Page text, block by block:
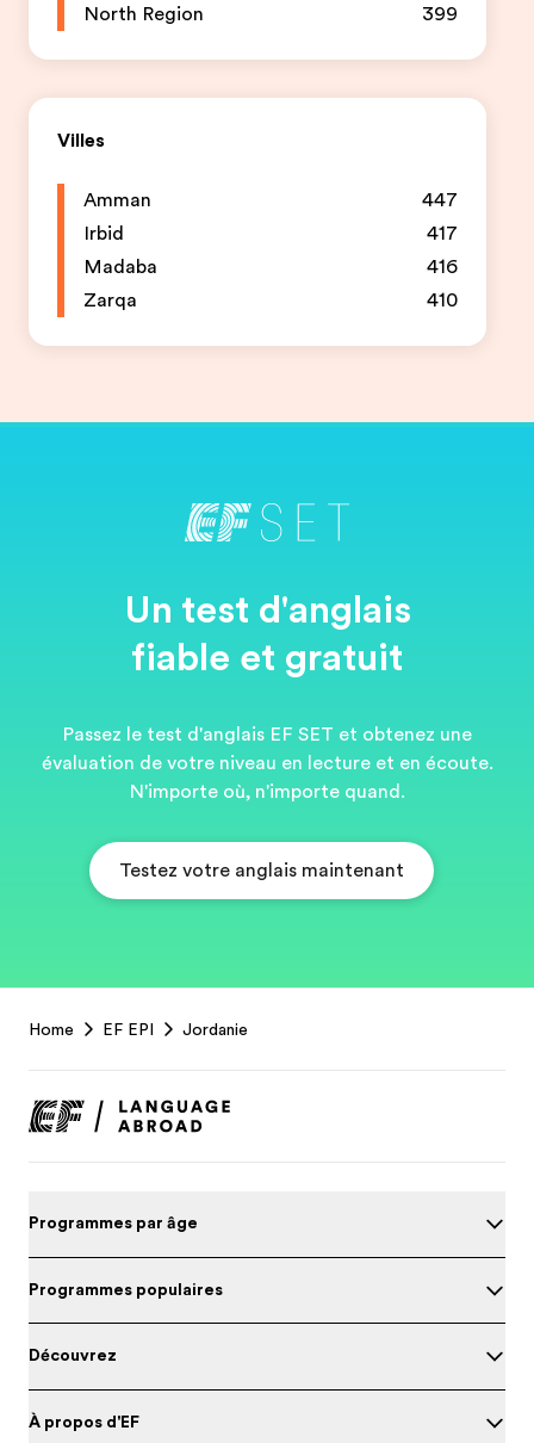
North Region
399
Villes
Amman
447
Irbid
417
Madaba
416
Zarqa
410
Un test d'anglais
fiable et gratuit
Passez le test d'anglais EF SET et obtenez une
évaluation de votre niveau en lecture et en écoute.
N'importe où, n'importe quand.
Testez votre anglais maintenant
Footer
Home EF EPI Jordanie
Programmes par âge
Programmes populaires
Découvrez
À propos d'EF